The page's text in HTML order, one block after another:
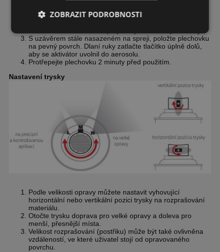
Vyberte aktivační tlačítko z víka podle instrukcí v
S uzávěrem stále nasazeném na spreji, položte plechovku
na pevný povrch. Dlaní ruky zatlačte tlačítko úplně dolů,
aby se aktivátor uvolnil do aerosolu.
Protřepejte plechovku 2 minuty před použitím.
Nastavení trysky
Podle velikosti opravy můžete nastavit vyhovující
horizontální nebo vertikální pozici trysky na rozprašování
materiálu.
Otočte trysku doprava pro velké opravy a doleva pro
menší, přesnější místa.
Velikost rozprašování (postřiku) může být také ovlivněna
vzdáleností, ve které uživatel stojí od opravovaného
povrchu.
ZOBRAZIT PODROBNOSTI